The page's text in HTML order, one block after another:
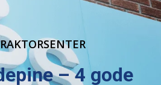
– 4 gode